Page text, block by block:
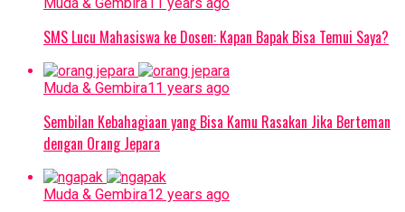
SMS Lucu Mahasiswa ke Dosen: Kapan Bapak Bisa Temui Saya?
Muda & Gembira11 years ago
Sembilan Kebahagiaan yang Bisa Kamu Rasakan Jika Berteman
dengan Orang Jepara
Muda & Gembira12 years ago